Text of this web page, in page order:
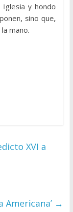
Iglesia y hondo
sino que,
mano.
XVI a
Americana’ →